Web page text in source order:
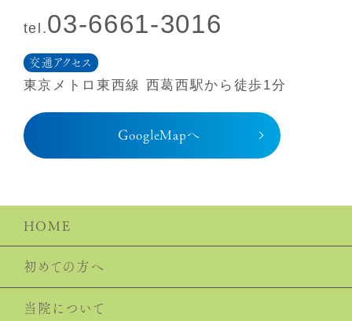
tel.03-6661-3016
交通アクセス
東京メトロ東⻄線 ⻄葛⻄駅から徒歩1分
GoogleMapへ
HOME
初めての⽅へ
当院について